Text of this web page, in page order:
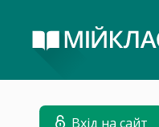
Вхід на сайт